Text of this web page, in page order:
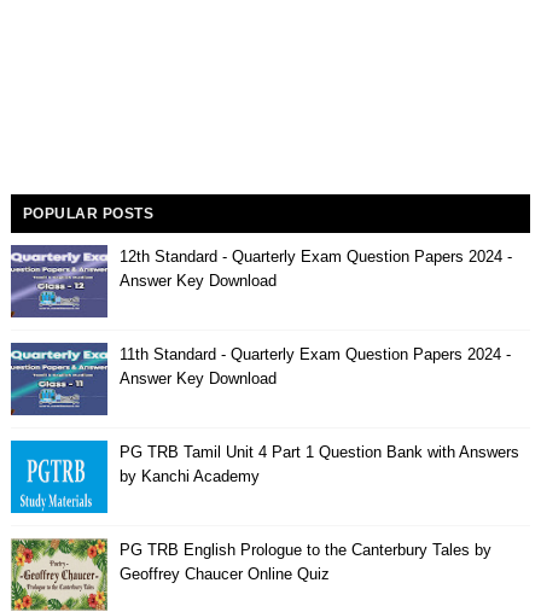
POPULAR POSTS
12th Standard - Quarterly Exam Question Papers 2024 -
Answer Key Download
11th Standard - Quarterly Exam Question Papers 2024 -
Answer Key Download
PG TRB Tamil Unit 4 Part 1 Question Bank with Answers
by Kanchi Academy
PG TRB English Prologue to the Canterbury Tales by
Geoffrey Chaucer Online Quiz